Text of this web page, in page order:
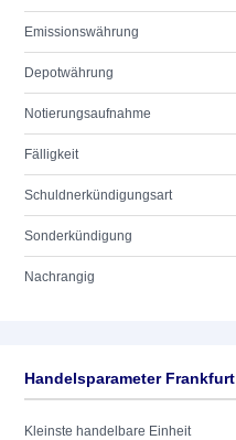
Emissionswährung
Depotwährung
Notierungsaufnahme
Fälligkeit
Schuldnerkündigungsart
Sonderkündigung
Nachrangig
Handelsparameter Frankfurt
Kleinste handelbare Einheit